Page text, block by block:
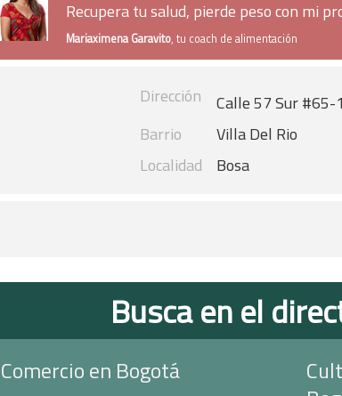
Recupera tu salud, pierde peso con mi
Mariaximena Garavito, tu coach de alimentación
Dirección
Calle 57 Sur #65-
Barrio
Villa Del Rio
Localidad
Bosa
Busca en el
Comercio en Bogotá